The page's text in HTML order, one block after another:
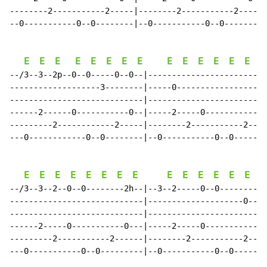
--------2-----------2-----|--------2-----------2-----|
--0-----------0--0--------|--0-----------0--0--------|
E E E E E E E E E E E E E E
--/3--3--2p--0--0-----0--0--
-------------------3--------|-----
----------------------------
------2------0-----------0--|-----2-----0-----------
---------2------------2-----|--------2-----------
---0------------0--0--------|--0-----------0--
E E E E E E E E E E E E E E
--/3--3--2--0--0--------2h--|--3--2-----0--
----------------------------|--------------------
----------------------------
------2-----0-----------0---|-----2-----0-----------
---------2-----------2------|--------2-----------
---0-----------0--0---------|--0-----------0--